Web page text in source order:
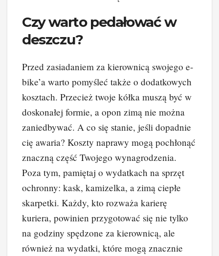
Czy warto pedałować w
deszczu?
Przed zasiadaniem za kierownicą swojego e-
bike’a warto pomyśleć także o dodatkowych
kosztach. Przecież twoje kółka muszą być w
doskonałej formie, a opon zimą nie można
zaniedbywać. A co się stanie, jeśli dopadnie
cię awaria? Koszty naprawy mogą pochłonąć
znaczną część Twojego wynagrodzenia.
Poza tym, pamiętaj o wydatkach na sprzęt
ochronny: kask, kamizelka, a zimą ciepłe
skarpetki. Każdy, kto rozważa karierę
kuriera, powinien przygotować się nie tylko
na godziny spędzone za kierownicą, ale
również na wydatki, które mogą znacznie